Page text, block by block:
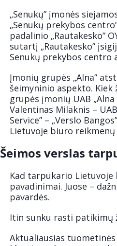
„Senukų” įmonės
„Senukų prekybos
padalinio „Rautakesko”
sutartį „Rautakesko”
Senukų prekybos centro
Įmonių grupės „Alna”
šeimyninio aspekto. Kiek
grupės įmonių UAB
Valentinas Milaknis –
Service” – „Verslo
Lietuvoje biuro
Šeimos verslas
Kad tarpukario Lietuvoje
pavadinimai. Juose –
pavardės.
Itin sunku rasti patikimų
Aktualiausias